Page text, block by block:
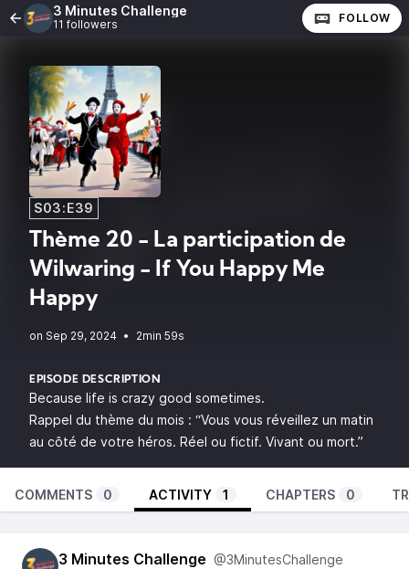
3 Minutes Challenge
11 followers FOLLOW
S03:E39
Thème 20 - La participation de
Wilwaring - If You Happy Me
Happy
• 2min 59s
EPISODE DESCRIPTION
Because life is crazy good sometimes.
Rappel du thème du mois : “Vous vous réveillez un matin
au côté de votre héros. Réel ou fictif. Vivant ou mort.”
COMMENTS 0 ACTIVITY 1 CHAPTERS 0
3 Minutes Challenge @3MinutesChallenge